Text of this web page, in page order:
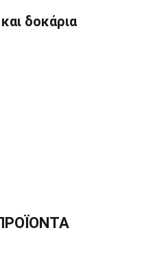
δοκάρια